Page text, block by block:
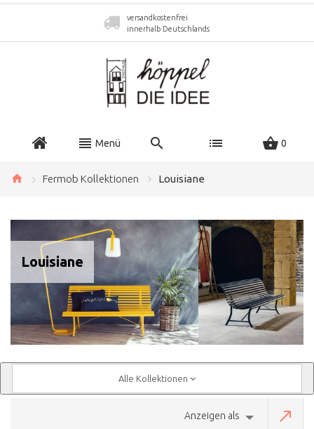
versandkostenfrei
innerhalb Deutschlands
Menü 0
Fermob Kollektionen Louisiane
Louisiane
Alle Kollektionen
Anzeigen als